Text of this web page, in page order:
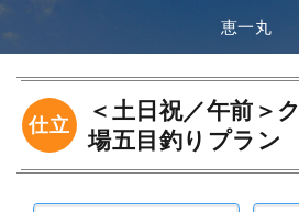
恵一丸
仕立
＜土日祝／午前＞
場五目釣りプラン